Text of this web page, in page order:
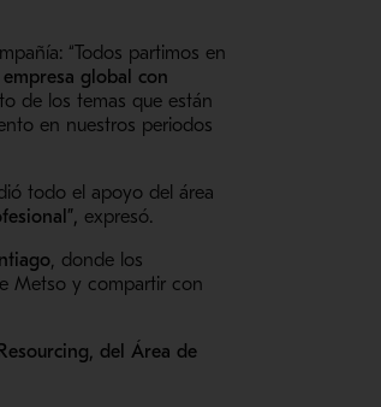
“Todos partimos en
global con
de los temas que están
en nuestros periodos
todo el apoyo del área
expresó.
, donde los
Metso y compartir con
del Área de